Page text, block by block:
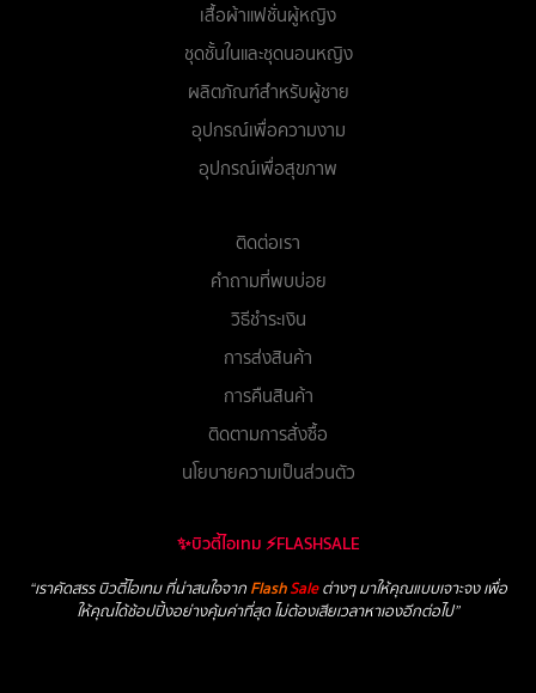
เสื้อผ้าแฟชั่นผู้หญิง
ชุดชั้นในและชุดนอนหญิง
ผลิตภัณฑ์สำหรับผู้ชาย
อุปกรณ์เพื่อความงาม
อุปกรณ์เพื่อสุขภาพ
ติดต่อเรา
คำถามที่พบบ่อย
วิธีชำระเงิน
การส่งสินค้า
การคืนสินค้า
ติดตามการสั่งซื้อ
นโยบายความเป็นส่วนตัว
✨บิวตี้ไอเทม ⚡FLASHSALE
“เราคัดสรร บิวตี้ไอเทม ที่น่าสนใจจาก FlashSaleต่างๆ มาให้คุณแบบเจาะจง เพื่อ
ให้คุณได้ช้อปปิ้งอย่างคุ้มค่าที่สุด ไม่ต้องเสียเวลาหาเองอีกต่อไป”